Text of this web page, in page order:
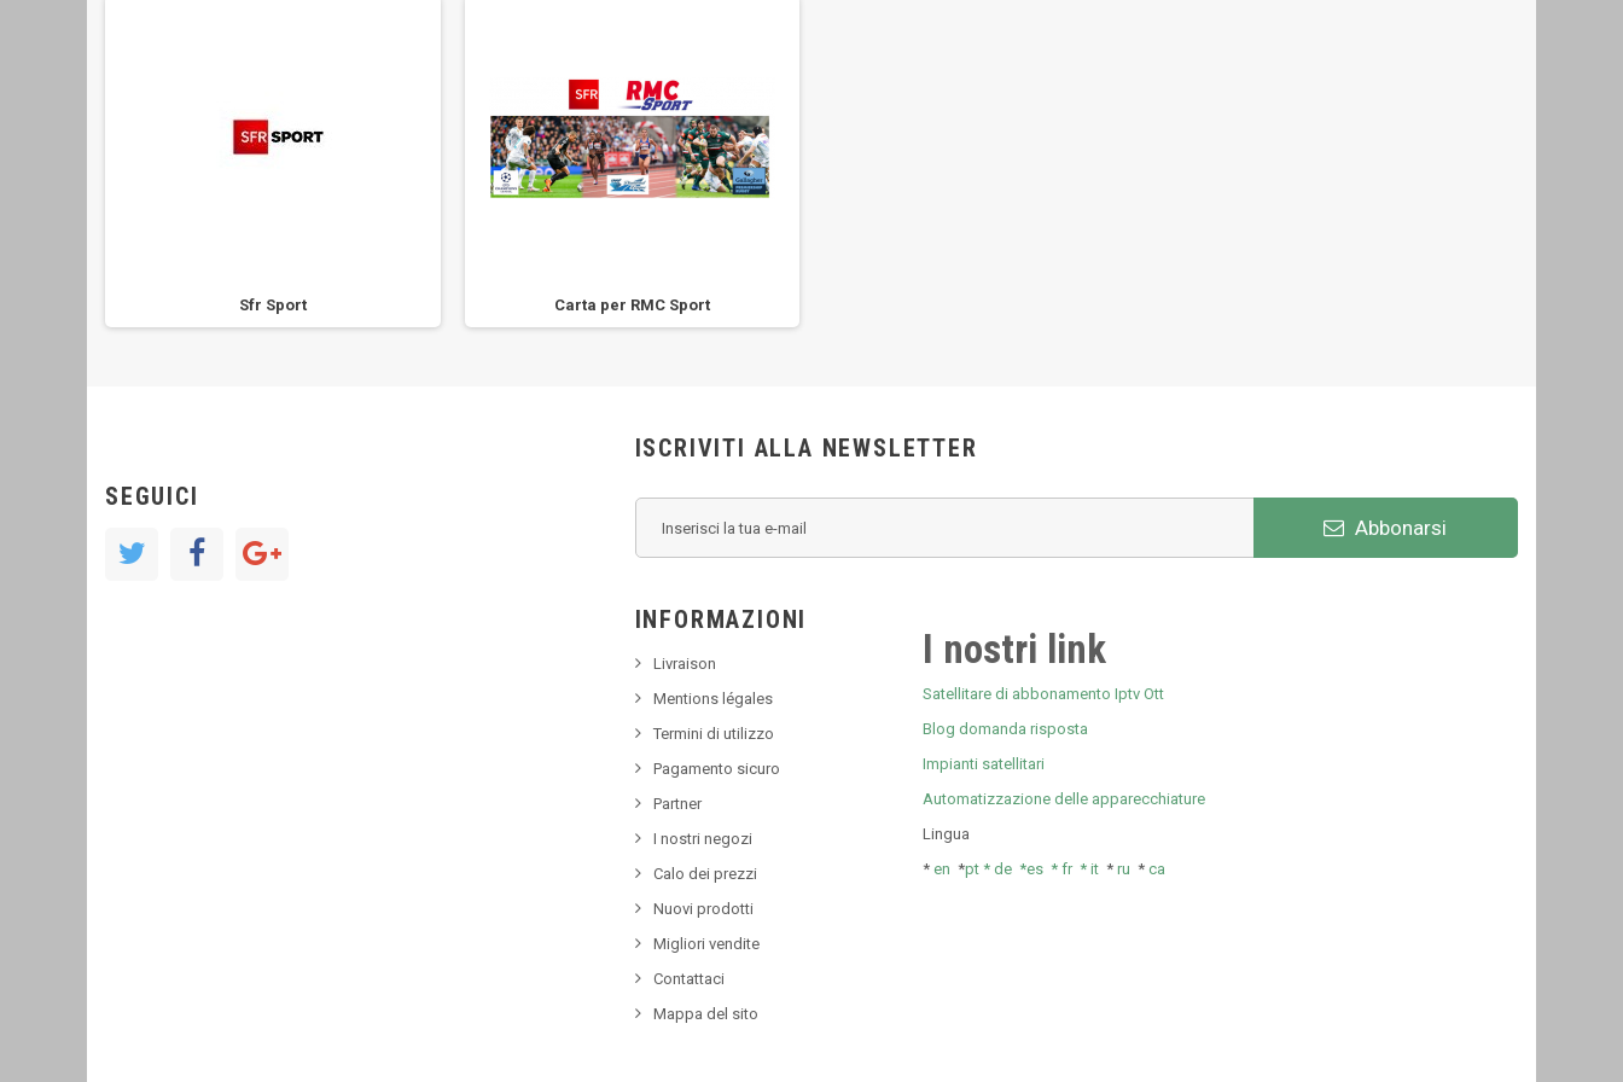
Sfr Sport Carta per RMC Sport
SEGUICI
ISCRIVITI ALLA NEWSLETTER
Abbonarsi
INFORMAZIONI
Livraison
Mentions légales
Termini di utilizzo
Pagamento sicuro
Partner
I nostri negozi
Calo dei prezzi
Nuovi prodotti
Migliori vendite
Contattaci
Mappa del sito
I nostri link
Satellitare di abbonamento Iptv Ott
Blog domanda risposta
Impianti satellitari
Automatizzazione delle apparecchiature
Lingua
*en *pt * de *es *fr*it *ru *ca